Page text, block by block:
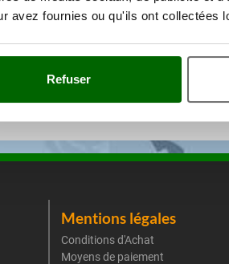
avez fournies ou qu'ils ont collectées
Refuser
Mentions légales
Conditions d'Achat
Moyens de paiement